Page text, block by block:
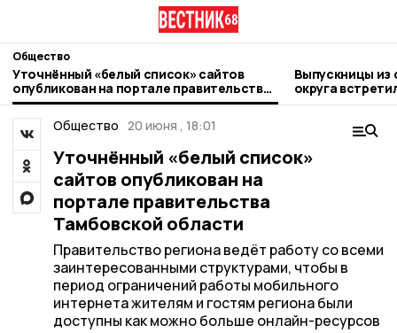
Общество
Уточнённый «белый список» сайтов
опубликован на портале правительства
Тамбовской области
Выпускницы из
округа
Общество 20 июня , 18:01
Уточнённый «белый список»
сайтов опубликован на
портале правительства
Тамбовской области
Правительство региона ведёт работу со всеми
заинтересованными структурами, чтобы в
период ограничений работы мобильного
интернета жителям и гостям региона были
доступны как можно больше онлайн-ресурсов